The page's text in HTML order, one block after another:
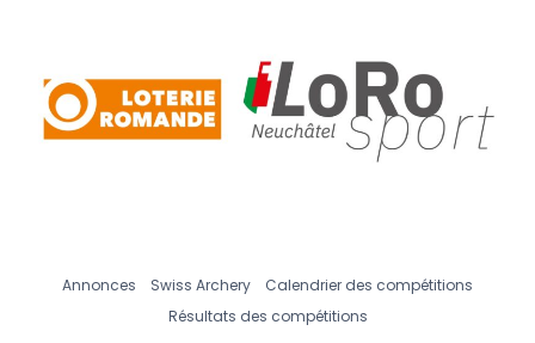
Annonces Swiss Archery
Calendrier des compétitions
Résultats des compétitions